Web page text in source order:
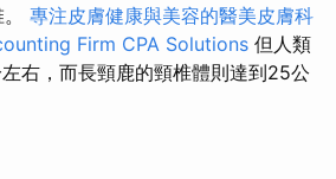
專注皮膚健康與美容的醫美皮膚科
Firm CPA Solutions 但人類
右，而長頸鹿的頸椎體則達到25公